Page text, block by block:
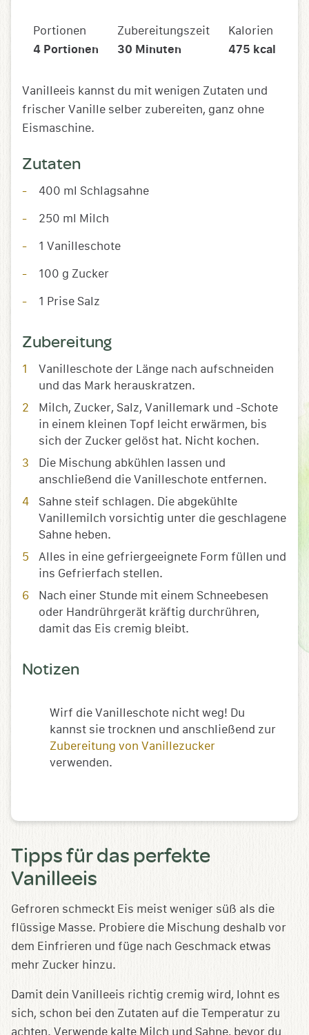
Portionen
4 Portionen
Zubereitungszeit
30 Minuten
Kalorien
475 kcal
Vanilleeis kannst du mit wenigen Zutaten und
frischer Vanille selber zubereiten, ganz ohne
Eismaschine.
Zutaten
400 ml Schlagsahne
250 ml Milch
1 Vanilleschote
100 g Zucker
1 Prise Salz
Zubereitung
Vanilleschote der Länge nach aufschneiden
und das Mark herauskratzen.
Milch, Zucker, Salz, Vanillemark und -Schote
in einem kleinen Topf leicht erwärmen, bis
sich der Zucker gelöst hat. Nicht kochen.
Die Mischung abkühlen lassen und
anschließend die Vanilleschote entfernen.
Sahne steif schlagen. Die abgekühlte
Vanillemilch vorsichtig unter die geschlagene
Sahne heben.
Alles in eine gefriergeeignete Form füllen und
ins Gefrierfach stellen.
Nach einer Stunde mit einem Schneebesen
oder Handrührgerät kräftig durchrühren,
damit das Eis cremig bleibt.
Notizen
Wirf die Vanilleschote nicht weg! Du
kannst sie trocknen und anschließend zur
Zubereitung von Vanillezucker
verwenden.
Tipps für das perfekte
Vanilleeis
Gefroren schmeckt Eis meist weniger süß als die
flüssige Masse. Probiere die Mischung deshalb vor
dem Einfrieren und füge nach Geschmack etwas
mehr Zucker hinzu.
Damit dein Vanilleeis richtig cremig wird, lohnt es
sich, schon bei den Zutaten auf die Temperatur zu
achten. Verwende kalte Milch und Sahne, bevor du